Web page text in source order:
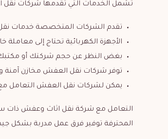
تشمل الخدمات التي تقدمها شركات نقل
تقدم الشركات المتخصصة خدمات نقل
الأجهزة الكهربائية تحتاج إلى
بغض النظر عن حجم شركتك أو
توفر شركات نقل العفش مخازن آمنة
يمكن لشركات نقل العفش التعامل مع
التعامل مع شركة نقل اثاث وعفش ذات
المحترفة توفير فرق عمل مدربة بشكل